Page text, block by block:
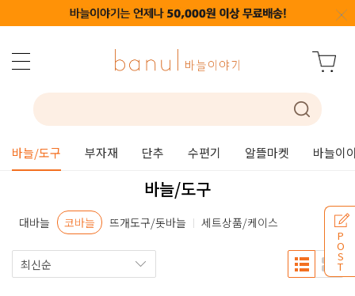
바늘/도구 부자재 단추 수편기 알뜰마켓 바늘이
P
O
S
T
바늘/도구
대바늘 코바늘 뜨개도구/돗바늘 세트상품/케이스